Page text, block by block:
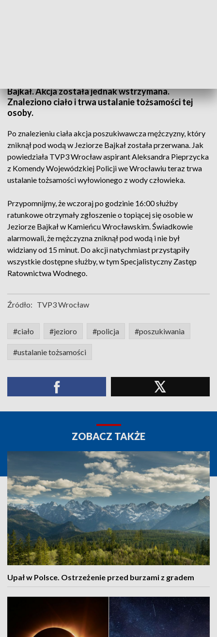
Bajkał. Akcja została jednak wstrzymana.
Znaleziono ciało i trwa ustalanie tożsamości tej
osoby.
Po znalezieniu ciała akcja poszukiwawcza mężczyzny, który
zniknął pod wodą w Jeziorze Bajkał została przerwana. Jak
powiedziała TVP3 Wrocław aspirant Aleksandra Pieprzycka
z Komendy Wojewódzkiej Policji we Wrocławiu teraz trwa
ustalanie tożsamości wyłowionego z wody człowieka.
Przypomnijmy, że wczoraj po godzinie 16:00 służby
ratunkowe otrzymały zgłoszenie o topiącej się osobie w
Jeziorze Bajkał w Kamieńcu Wrocławskim. Świadkowie
alarmowali, że mężczyzna zniknął pod wodą i nie był
widziany od 15 minut. Do akcji natychmiast przystąpiły
wszystkie dostępne służby, w tym Specjalistyczny Zastęp
Ratownictwa Wodnego.
Źródło: TVP3 Wrocław
#ciało #jezioro #policja #poszukiwania
#ustalanie tożsamości
ZOBACZ TAKŻE
Upał w Polsce. Ostrzeżenie przed burzami z gradem